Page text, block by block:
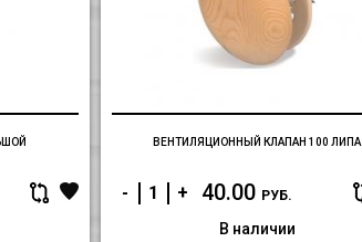
ВЕНТИЛЯЦИОННЫЙ КЛАПАН 100 ЛИПА
+
- 40.00 РУБ.
В наличии